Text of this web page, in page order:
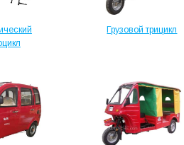
Грузовой трицикл